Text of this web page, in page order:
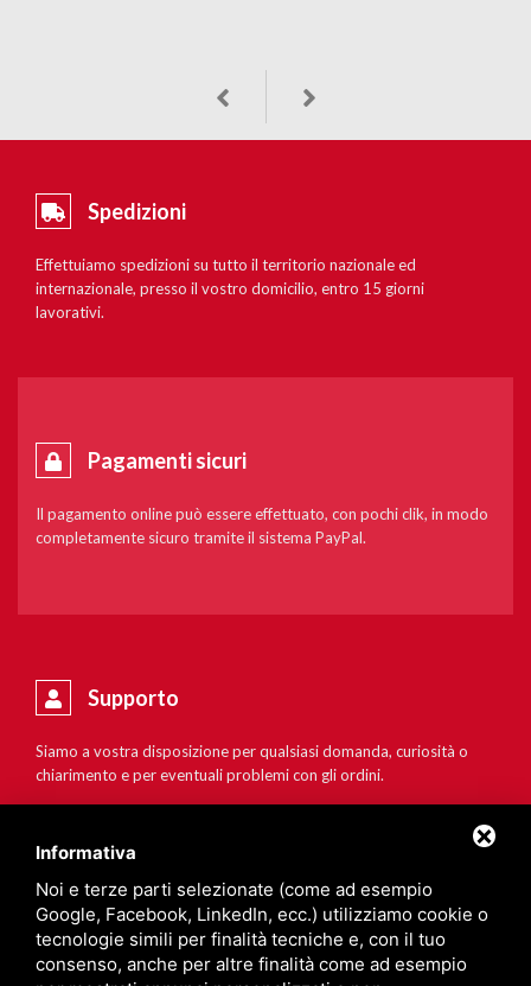
Spedizioni
Effettuiamo spedizioni su tutto il territorio nazionale ed
internazionale, presso il vostro domicilio, entro 15 giorni
lavorativi.
Pagamenti sicuri
Il pagamento online può essere effettuato, con pochi clik, in modo
completamente sicuro tramite il sistema PayPal.
Supporto
Siamo a vostra disposizione per qualsiasi domanda, curiosità o
chiarimento e per eventuali problemi con gli ordini.
Informativa
Noi e terze parti selezionate (come ad esempio
Google, Facebook, LinkedIn, ecc.) utilizziamo cookie o
tecnologie simili per finalità tecniche e, con il tuo
consenso, anche per altre finalità come ad esempio